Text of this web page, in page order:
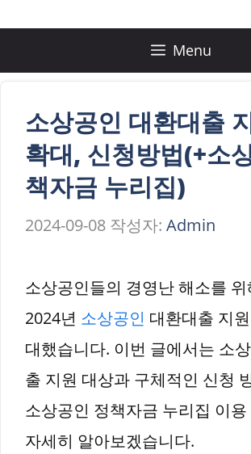
츠
Menu
소상공인 대환대출
확대, 신청방법(+소
책자금 누리집)
2024-09-08 작성자: Admin
소상공인들의 경영난 해소를
2024년 소상공인 대환대출 지
대했습니다. 이번 글에서는 소
출 지원 대상과 구체적인 신청
소상공인 정책자금 누리집 이용
자세히 알아보겠습니다.